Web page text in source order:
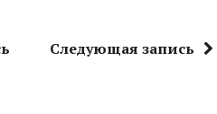
Следующая запись